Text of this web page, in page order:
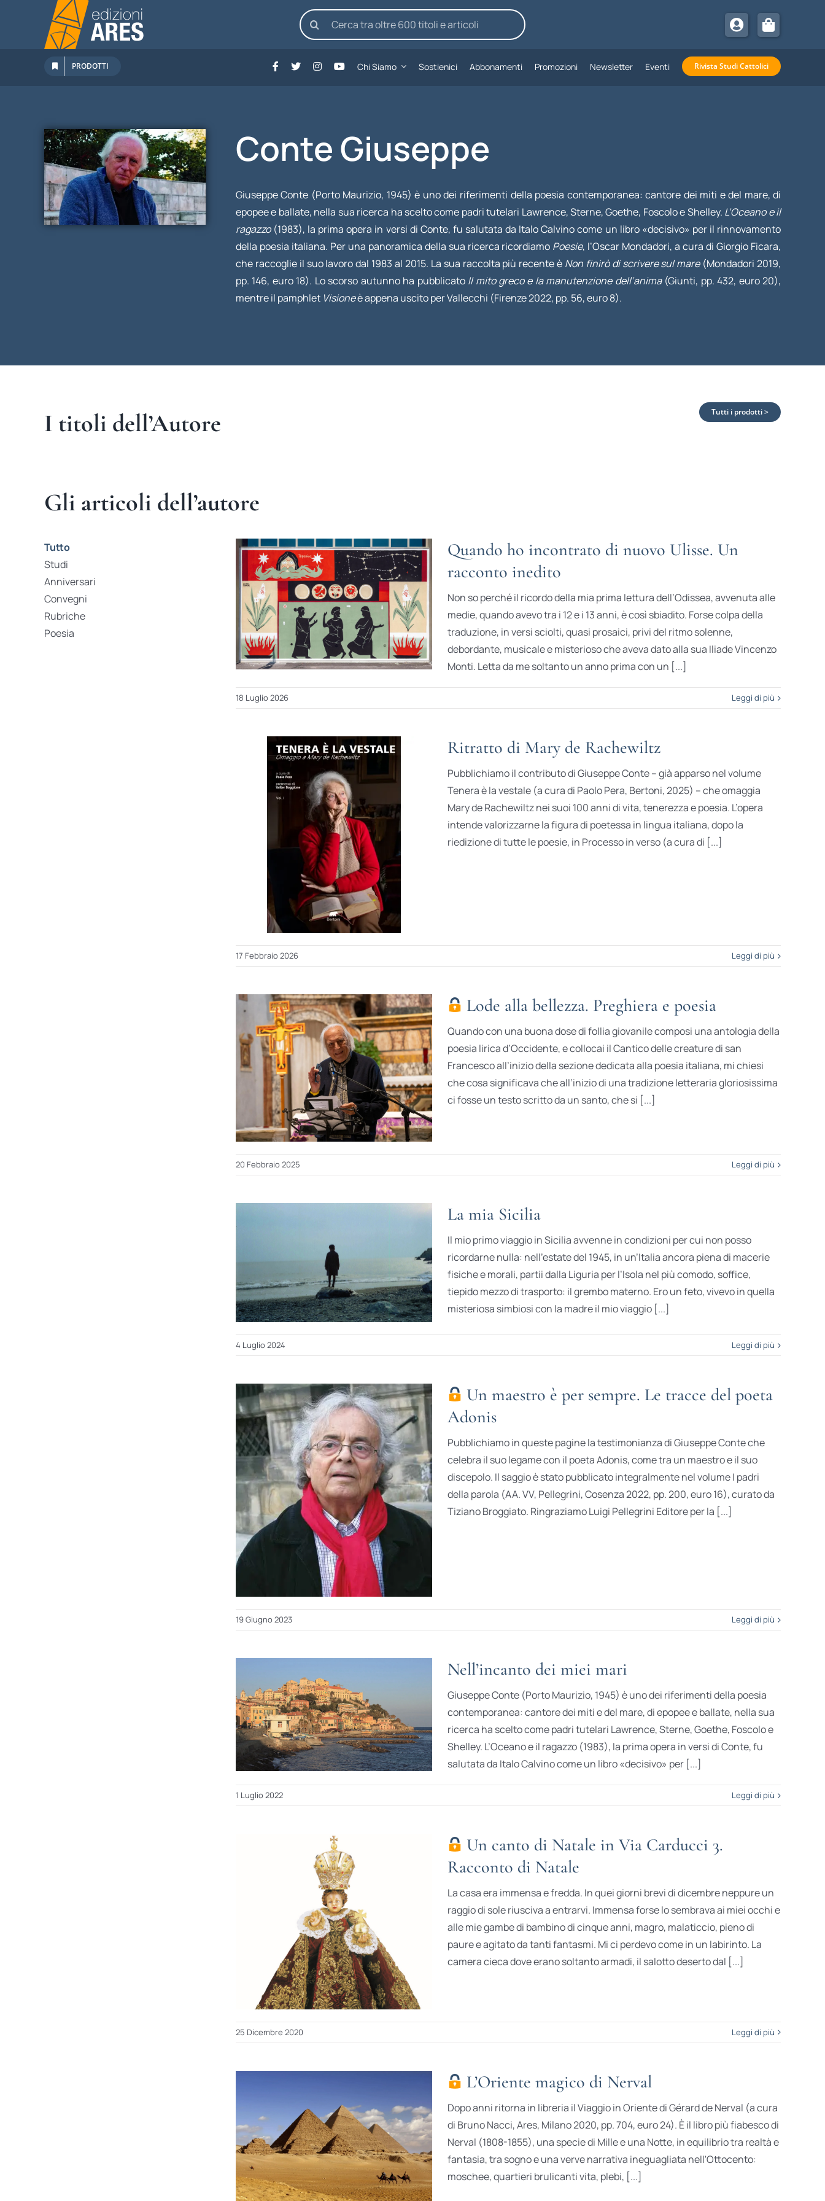
contenuto
Cerca
per:
PRODOTTI Chi Siamo Sostienici Abbonamenti Promozioni Newsletter Eventi Rivista Studi Cattolici
Conte Giuseppe
Giuseppe Conte (Porto Maurizio, 1945) è uno dei riferimenti della poesia contemporanea: cantore dei miti e del mare, di
epopee e ballate, nella sua ricerca ha scelto come padri tutelari Lawrence, Sterne, Goethe, Foscolo e Shelley. L’Oceano e il
ragazzo(1983), la prima opera in versi di Conte, fu salutata da Italo Calvino come un libro «decisivo» per il rinnovamento
della poesia italiana. Per una panoramica della sua ricerca ricordiamo Poesie, l’Oscar Mondadori, a cura di Giorgio Ficara,
che raccoglie il suo lavoro dal 1983 al 2015. La sua raccolta più recente è Non finirò di scrivere sul mare(Mondadori 2019,
pp. 146, euro 18). Lo scorso autunno ha pubblicato Il mito greco e la manutenzione dell’anima(Giunti, pp. 432, euro 20),
mentre il pamphlet Visioneè appena uscito per Vallecchi (Firenze 2022, pp. 56, euro 8).
I titoli dell’Autore Tutti i prodotti >
Gli articoli dell’autore
Tutto
Studi
Anniversari
Convegni
Rubriche
Poesia
Quando ho incontrato di nuovo Ulisse. Un
racconto inedito
Non so perché il ricordo della mia prima lettura dell’Odissea, avvenuta alle
medie, quando avevo tra i 12 e i 13 anni, è così sbiadito. Forse colpa della
traduzione, in versi sciolti, quasi prosaici, privi del ritmo solenne,
debordante, musicale e misterioso che aveva dato alla sua Iliade Vincenzo
Monti. Letta da me soltanto un anno prima con un [...]
18 Luglio 2026 Leggi di più
Ritratto di Mary de Rachewiltz
Pubblichiamo il contributo di Giuseppe Conte – già apparso nel volume
Tenera è la vestale (a cura di Paolo Pera, Bertoni, 2025) – che omaggia
Mary de Rachewiltz nei suoi 100 anni di vita, tenerezza e poesia. L’opera
intende valorizzarne la figura di poetessa in lingua italiana, dopo la
riedizione di tutte le poesie, in Processo in verso (a cura di [...]
17 Febbraio 2026 Leggi di più
Lode alla bellezza. Preghiera e poesia
Quando con una buona dose di follia giovanile composi una antologia della
poesia lirica d’Occidente, e collocai il Cantico delle creature di san
Francesco all’inizio della sezione dedicata alla poesia italiana, mi chiesi
che cosa significava che all’inizio di una tradizione letteraria gloriosissima
ci fosse un testo scritto da un santo, che si [...]
20 Febbraio 2025 Leggi di più
La mia Sicilia
Il mio primo viaggio in Sicilia avvenne in condizioni per cui non posso
ricordarne nulla: nell’estate del 1945, in un’Italia ancora piena di macerie
fisiche e morali, partii dalla Liguria per l’Isola nel più comodo, soffice,
tiepido mezzo di trasporto: il grembo materno. Ero un feto, vivevo in quella
misteriosa simbiosi con la madre il mio viaggio [...]
4 Luglio 2024 Leggi di più
Un maestro è per sempre. Le tracce del poeta
Adonis
Pubblichiamo in queste pagine la testimonianza di Giuseppe Conte che
celebra il suo legame con il poeta Adonis, come tra un maestro e il suo
discepolo. Il saggio è stato pubblicato integralmente nel volume I padri
della parola (AA. VV, Pellegrini, Cosenza 2022, pp. 200, euro 16), curato da
Tiziano Broggiato. Ringraziamo Luigi Pellegrini Editore per la [...]
19 Giugno 2023 Leggi di più
Nell’incanto dei miei mari
Giuseppe Conte (Porto Maurizio, 1945) è uno dei riferimenti della poesia
contemporanea: cantore dei miti e del mare, di epopee e ballate, nella sua
ricerca ha scelto come padri tutelari Lawrence, Sterne, Goethe, Foscolo e
Shelley. L’Oceano e il ragazzo (1983), la prima opera in versi di Conte, fu
salutata da Italo Calvino come un libro «decisivo» per [...]
1 Luglio 2022 Leggi di più
Un canto di Natale in Via Carducci 3.
Racconto di Natale
La casa era immensa e fredda. In quei giorni brevi di dicembre neppure un
raggio di sole riusciva a entrarvi. Immensa forse lo sembrava ai miei occhi e
alle mie gambe di bambino di cinque anni, magro, malaticcio, pieno di
paure e agitato da tanti fantasmi. Mi ci perdevo come in un labirinto. La
camera cieca dove erano soltanto armadi, il salotto deserto dal [...]
25 Dicembre 2020 Leggi di più
L’Oriente magico di Nerval
Dopo anni ritorna in libreria il Viaggio in Oriente di Gérard de Nerval (a cura
di Bruno Nacci, Ares, Milano 2020, pp. 704, euro 24). È il libro più fiabesco di
Nerval (1808-1855), una specie di Mille e una Notte, in equilibrio tra realtà e
fantasia, tra sogno e una verve narrativa ineguagliata nell'Ottocento:
moschee, quartieri brulicanti vita, plebi, [...]